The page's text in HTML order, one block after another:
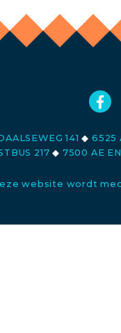
141◆ 6525
217◆ 7500 AE
website wordt